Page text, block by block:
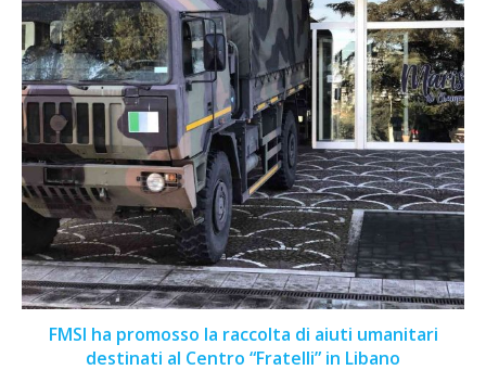
FMSI ha promosso la raccolta di aiuti umanitari
destinati al Centro “Fratelli” in Libano